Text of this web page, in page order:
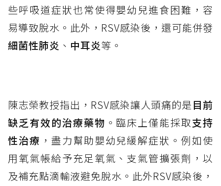
些呼吸道症狀也常使得嬰幼兒進食困難，容
易導致脫水。此外，RSV感染後，還可能併發
細菌性肺炎 、 中耳炎等。
陳志榮教授指出，RSV感染讓人頭痛的是目前
缺乏有效的治療藥物 。臨床上僅能採取支持
性治療 ，盡力幫助嬰幼兒緩解症狀。例如使
用氧氣帳給予充足氧氣、支氣管擴張劑，以
及補充點滴輸液避免脫水。此外RSV感染後，